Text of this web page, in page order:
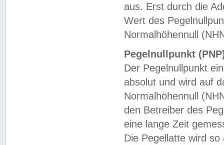
aus. Erst durch die
Wert des
Normalhöhennull
Pegelnullpunkt
Der Pegelnullpunkt
absolut und wird auf
Normalhöhennull
den Betreiber des
eine lange Zeit
Die Pegellatte wird